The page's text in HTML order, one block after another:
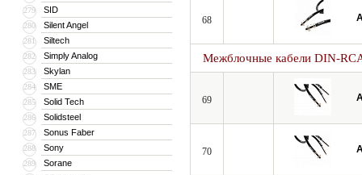
279 SID
280 Silent Angel
281 Siltech
282 Simply Analog
283 Skylan
284 SME
285 Solid Tech
286 Solidsteel
287 Sonus Faber
288 Sony
289 Sorane
68
Межблочные кабели DIN-
69
70